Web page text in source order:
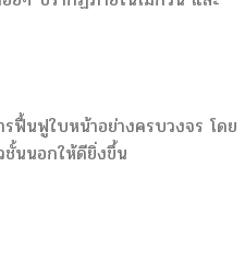
ฟื้นฟูใบหน้าอย่างครบวงจร โดย
นนอกให้ดียิ่งขึ้น